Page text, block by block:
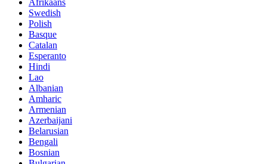
Swedish
Polish
Basque
Catalan
Esperanto
Hindi
Lao
Albanian
Amharic
Armenian
Azerbaijani
Belarusian
Bengali
Bosnian